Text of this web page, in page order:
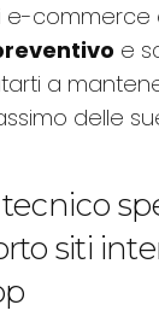
e-commerce
e
a
delle
siti